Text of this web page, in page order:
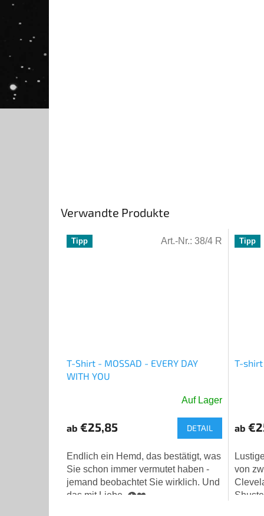
Verwandte Produkte
Tipp
T-Shirt - MOSSAD - EVERY DAY
WITH YOU
Produktbewertung
5,0
von
5
Sternen.
Auf Lager
ab €25,85 DETAIL
Endlich ein Hemd, das bestätigt, was
Sie schon immer vermutet haben -
jemand beobachtet Sie wirklich. Und
das mit Liebe. 👁️❤️
Art.-Nr.: 38/4 R Tipp
T-shirt
ab
von